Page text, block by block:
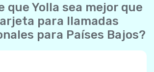
que Yolla sea mejor que
para llamadas
para Países Bajos?